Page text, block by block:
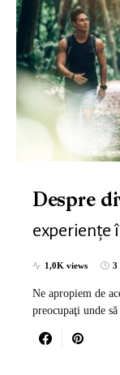
Despre
experiențe
1,0K views 3
Ne apropiem de
preocupaţi unde